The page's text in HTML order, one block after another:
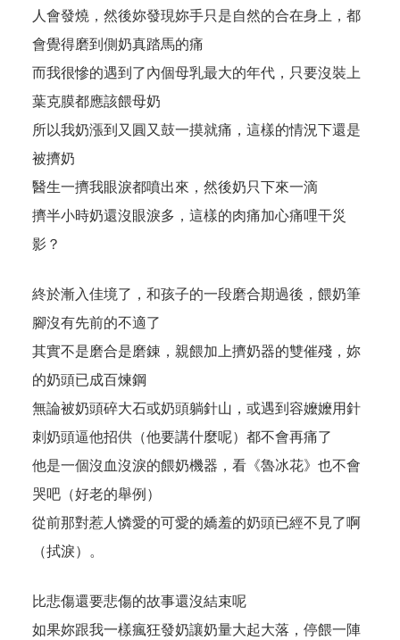
人會發燒，然後妳發現妳手只是自然的合在身上，都
會覺得磨到側奶真踏馬的痛
而我很慘的遇到了內個母乳最大的年代，只要沒裝上
葉克膜都應該餵母奶
所以我奶漲到又圓又鼓一摸就痛，這樣的情況下還是
被擠奶
醫生一擠我眼淚都噴出來，然後奶只下來一滴
擠半小時奶還沒眼淚多，這樣的肉痛加心痛哩干災
影？
終於漸入佳境了，和孩子的一段磨合期過後，餵奶筆
腳沒有先前的不適了
其實不是磨合是磨錬，親餵加上擠奶器的雙催殘，妳
的奶頭已成百煉鋼
無論被奶頭碎大石或奶頭躺針山，或遇到容嬤嬤用針
刺奶頭逼他招供（他要講什麼呢）都不會再痛了
他是一個沒血沒淚的餵奶機器，看《魯冰花》也不會
哭吧（好老的舉例）
從前那對惹人憐愛的可愛的嬌羞的奶頭已經不見了啊
（拭淚）。
比悲傷還要悲傷的故事還沒結束呢
如果妳跟我一樣瘋狂發奶讓奶量大起大落，停餵一陣